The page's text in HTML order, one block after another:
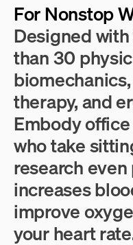
For Nonstop
Designed
than 30
therapy, and
Embody
who take
research
increases
improve
your heart